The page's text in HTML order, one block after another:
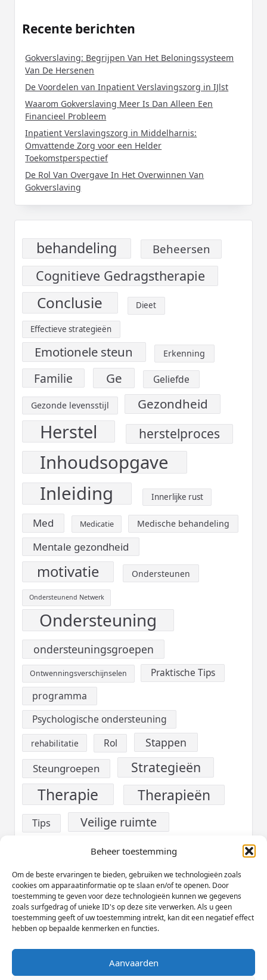
Beheer toestemming
Om de beste ervaringen te bieden, gebruiken we technologieën zoals
cookies om apparaatinformatie op te slaan en/of te openen. Door
toestemming te geven voor deze technologieën kunnen we gegevens
zoals surfgedrag of unieke ID's op deze site verwerken. Als u geen
toestemming geeft of uw toestemming intrekt, kan dit een negatief effect
hebben op bepaalde kenmerken en functies.
Aanvaarden
Recente berichten
Gokverslaving: Begrijpen Van Het Beloningssysteem
Van De Hersenen
De Voordelen van Inpatient Verslavingszorg in IJlst
Waarom Gokverslaving Meer Is Dan Alleen Een
Financieel Probleem
Inpatient Verslavingszorg in Middelharnis:
Omvattende Zorg voor een Helder
Toekomstperspectief
De Rol Van Overgave In Het Overwinnen Van
Gokverslaving
behandeling Beheersen
Cognitieve Gedragstherapie
Conclusie Dieet
Effectieve strategieën
Emotionele steun Erkenning
Familie Ge Geliefde
Gezonde levensstijl Gezondheid
Herstel herstelproces
Inhoudsopgave
Inleiding
Innerlijke rust
Med Medicatie Medische behandeling
Mentale gezondheid
motivatie Ondersteunen
Ondersteunend Netwerk
Ondersteuning
ondersteuningsgroepen
Ontwenningsverschijnselen Praktische Tips
programma
Psychologische ondersteuning
rehabilitatie Rol Stappen
Steungroepen Strategieën
Therapie Therapieën
Tips Veilige ruimte
verslaving Voeding
Welzijn Werk
Zelfzorg